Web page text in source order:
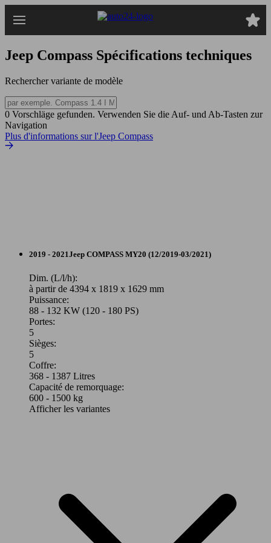
au
Jeep Compass Spécifications techniques
Rechercher variante de modèle
0 Vorschläge gefunden. Verwenden Sie die Auf- und Ab-Tasten zur
Navigation
Plus d'informations sur l'Jeep Compass
2019 - 2021Jeep COMPASS MY20 (12/2019-03/2021)
Dim. (L/l/h):
à partir de 4394 x 1819 x 1629 mm
Puissance:
88 - 132 KW (120 - 180 PS)
Portes:
5
Sièges:
5
Coffre:
368 - 1387 Litres
Capacité de remorquage:
600 - 1500 kg
Afficher les variantes